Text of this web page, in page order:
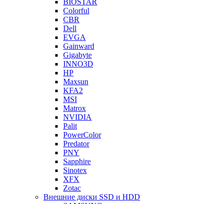
BIOSTAR
Colorful
CBR
Dell
EVGA
Gainward
Gigabyte
INNO3D
HP
Maxsun
KFA2
MSI
Matrox
NVIDIA
Palit
PowerColor
Predator
PNY
Sapphire
Sinotex
XFX
Zotac
Внешние диски SSD и HDD